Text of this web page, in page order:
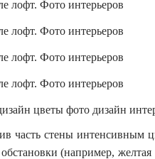
часть стены интенсивным
обстановки (например,